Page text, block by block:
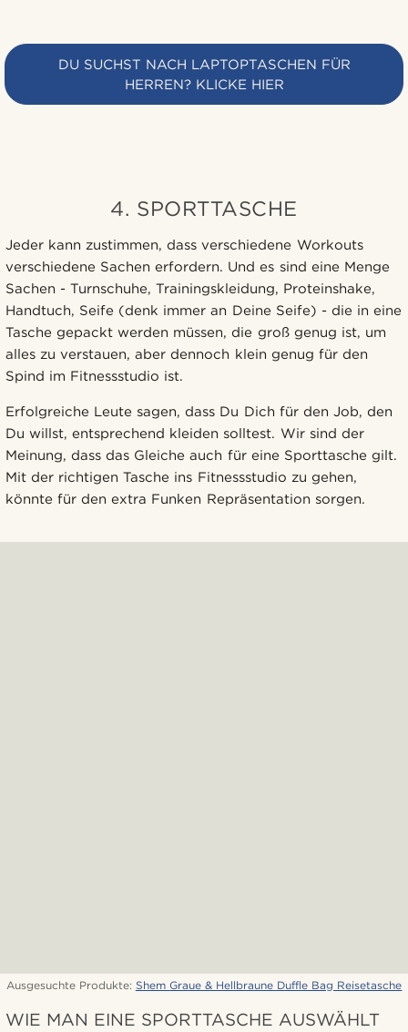
DU SUCHST NACH LAPTOPTASCHEN FÜR
HERREN? KLICKE HIER
4. SPORTTASCHE
Jeder kann zustimmen, dass verschiedene Workouts
verschiedene Sachen erfordern. Und es sind eine Menge
Sachen - Turnschuhe, Trainingskleidung, Proteinshake,
Handtuch, Seife (denk immer an Deine Seife) - die in eine
Tasche gepackt werden müssen, die groß genug ist, um
alles zu verstauen, aber dennoch klein genug für den
Spind im Fitnessstudio ist.
Erfolgreiche Leute sagen, dass Du Dich für den Job, den
Du willst, entsprechend kleiden solltest. Wir sind der
Meinung, dass das Gleiche auch für eine Sporttasche gilt.
Mit der richtigen Tasche ins Fitnessstudio zu gehen,
könnte für den extra Funken Repräsentation sorgen.
Ausgesuchte Produkte: Shem Graue & Hellbraune Duffle Bag Reisetasche
WIE MAN EINE SPORTTASCHE AUSWÄHLT